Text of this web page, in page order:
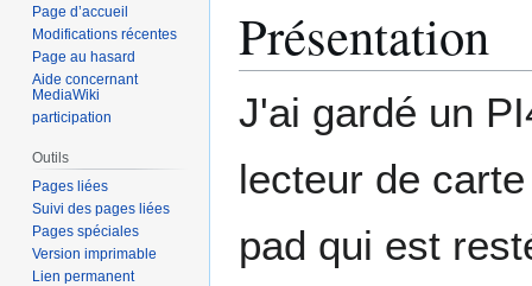
Présentation
J'ai gardé un
lecteur de
pad qui est
Page d’accueil
Modifications récentes
Page au hasard
Aide concernant
MediaWiki
participation
Outils
Pages liées
Suivi des pages liées
Pages spéciales
Version imprimable
Lien permanent